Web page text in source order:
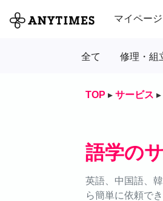
マイページ
全て 修理・組
TOP ▸ サービス ▸
語学の
英語、中国語、
ら簡単に依頼で